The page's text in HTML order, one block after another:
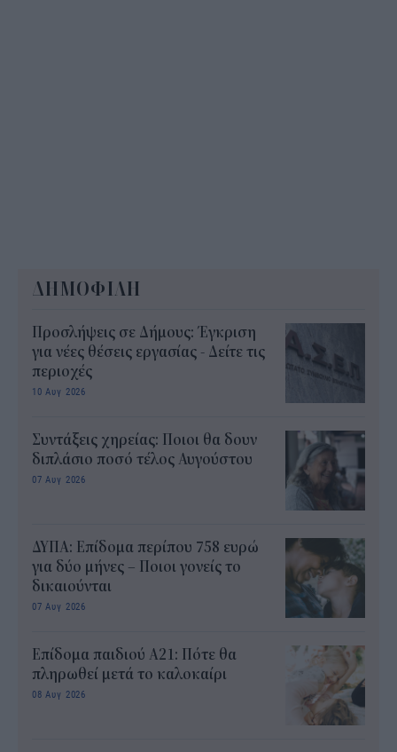
ΔΗΜΟΦΙΛΗ
Προσλήψεις σε Δήμους: Έγκριση
για νέες θέσεις εργασίας - Δείτε τις
περιοχές
10 Αυγ 2026
Συντάξεις χηρείας: Ποιοι θα δουν
διπλάσιο ποσό τέλος Αυγούστου
07 Αυγ 2026
ΔΥΠΑ: Επίδομα περίπου 758 ευρώ
για δύο μήνες – Ποιοι γονείς το
δικαιούνται
07 Αυγ 2026
Επίδομα παιδιού Α21: Πότε θα
πληρωθεί μετά το καλοκαίρι
08 Αυγ 2026